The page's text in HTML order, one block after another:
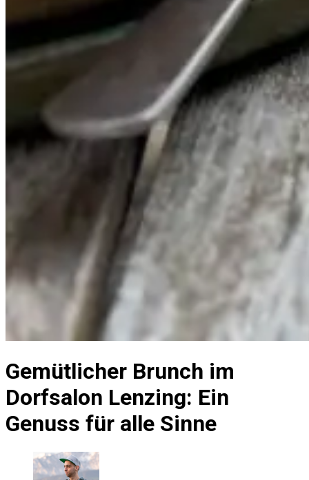
Gemütlicher Brunch im
Dorfsalon Lenzing: Ein
Genuss für alle Sinne